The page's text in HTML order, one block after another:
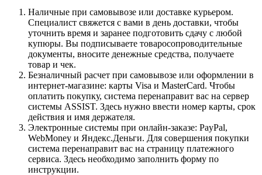
Наличные при самовывозе или доставке курьером.
Специалист свяжется с вами в день доставки, чтобы
уточнить время и заранее подготовить сдачу с любой
купюры. Вы подписываете товаросопроводительные
документы, вносите денежные средства, получаете
товар и чек.
Безналичный расчет при самовывозе или оформлении в
интернет-магазине: карты Visa и MasterCard. Чтобы
оплатить покупку, система перенаправит вас на сервер
системы ASSIST. Здесь нужно ввести номер карты, срок
действия и имя держателя.
Электронные системы при онлайн-заказе: PayPal,
WebMoney и Яндекс.Деньги. Для совершения покупки
система перенаправит вас на страницу платежного
сервиса. Здесь необходимо заполнить форму по
инструкции.